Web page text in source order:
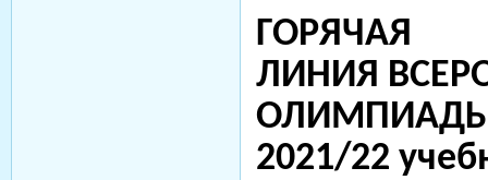
ГОРЯЧАЯ
ЛИНИЯ
2021/22